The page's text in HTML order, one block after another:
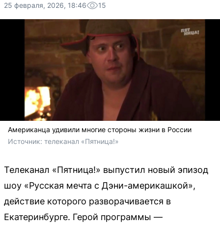
25 февраля, 2026, 18:46 15
Американца удивили многие стороны жизни в России
Источник: телеканал «Пятница!»
Телеканал «Пятница!» выпустил новый эпизод
шоу «Русская мечта с Дэни-америкашкой»,
действие которого разворачивается в
Екатеринбурге. Герой программы —